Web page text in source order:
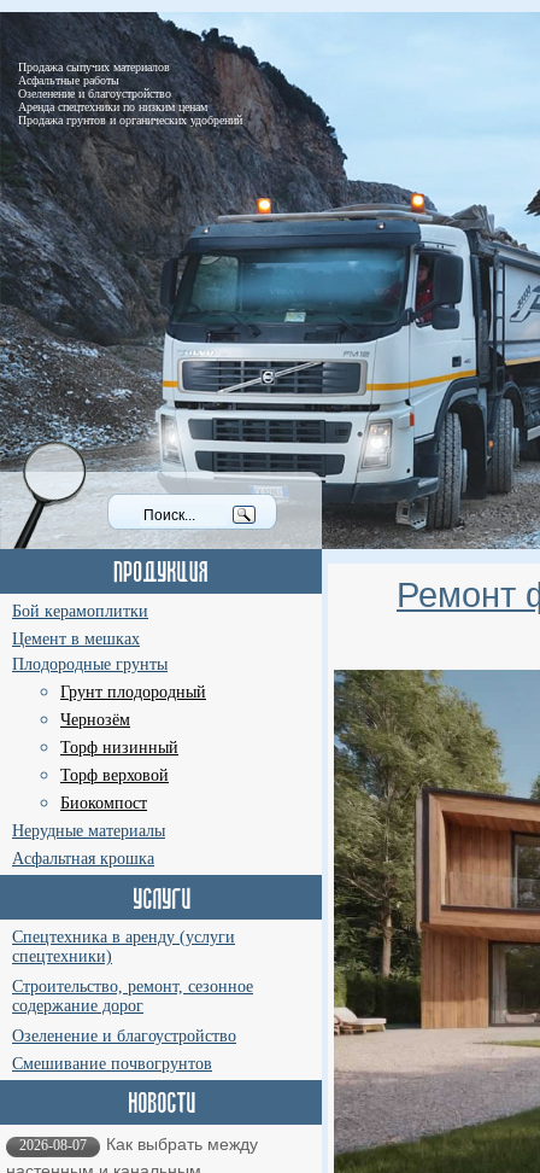
Продажа сыпучих материалов
Асфальтные работы
Озеленение и благоустройство
Аренда спецтехники по низким ценам
Продажа грунтов и органических удобрений
Бой керамоплитки
Цемент в мешках
Плодородные грунты
Грунт плодородный
Чернозём
Торф низинный
Торф верховой
Биокомпост
Нерудные материалы
Асфальтная крошка
Спецтехника в аренду (услуги
спецтехники)
Строительство, ремонт, сезонное
содержание дорог
Озеленение и благоустройство
Смешивание почвогрунтов
2026-08-07
Как выбрать между
Ремонт